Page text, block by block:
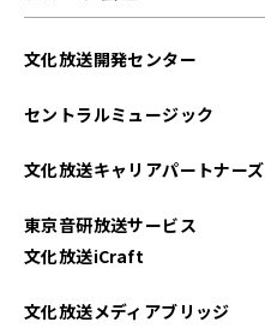
文化放送開発センター
セントラルミュージック
文化放送キャリアパートナーズ
東京音研放送サービス
文化放送iCraft
文化放送メディアブリッジ